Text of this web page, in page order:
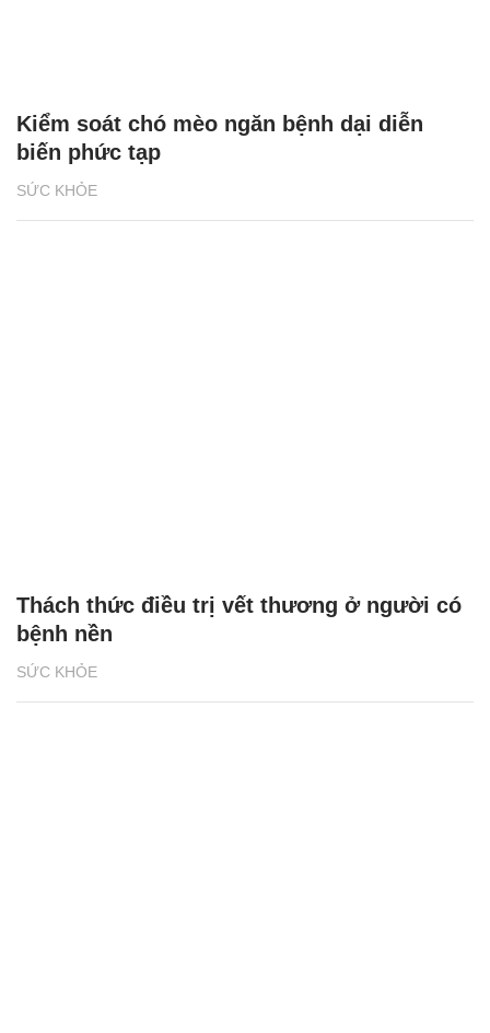
SỨC KHỎE
Kiểm soát chó mèo ngăn bệnh dại diễn
biến phức tạp
SỨC KHỎE
Thách thức điều trị vết thương ở người có
bệnh nền